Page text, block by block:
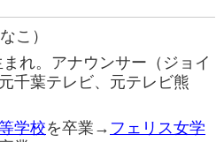
こ）
れ。アナウンサー（ジョイ
千葉テレビ、元テレビ熊
学校を卒業→ フェリス女学